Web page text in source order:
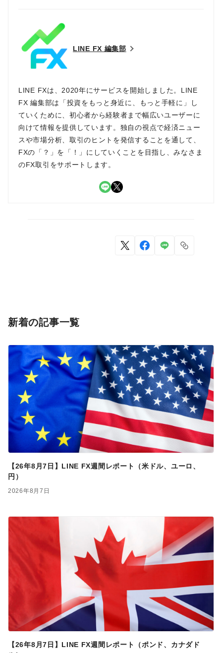
LINE FX 編集部
LINE FXは、2020年にサービスを開始しました。LINE
FX 編集部は「投資をもっと身近に、もっと手軽に」し
ていくために、初心者から経験者まで幅広いユーザーに
向けて情報を提供しています。独自の視点で経済ニュー
スや市場分析、取引のヒントを発信することを通して、
FXの「？」を「！」にしていくことを目指し、みなさま
のFX取引をサポートします。
LINE
新着の記事一覧
【26年8月7日】LINE FX週間レポート（米ドル、ユーロ、
円）
2026年8月7日
【26年8月7日】LINE FX週間レポート（ポンド、カナダド